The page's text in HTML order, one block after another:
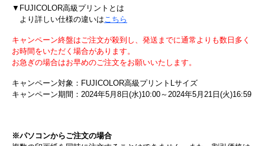
▼FUJICOLOR高級プリントとは
より詳しい仕様の違いはこちら
キャンペーン終盤はご注文が殺到し、発送までに通常よりも数日多く
お時間をいただく場合があります。
お急ぎの場合はお早めのご注文をお願いいたします。
キャンペーン対象：FUJICOLOR高級プリントLサイズ
キャンペーン期間：2024年5月8日(水)10:00～2024年5月21日(火)16:59
※パソコンからご注文の場合